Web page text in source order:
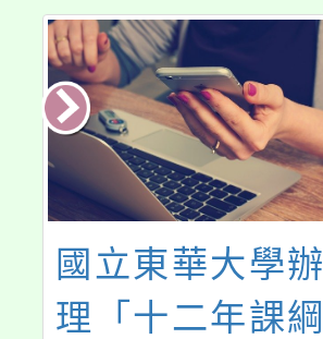
國立東華大學辦
理「十二年課綱